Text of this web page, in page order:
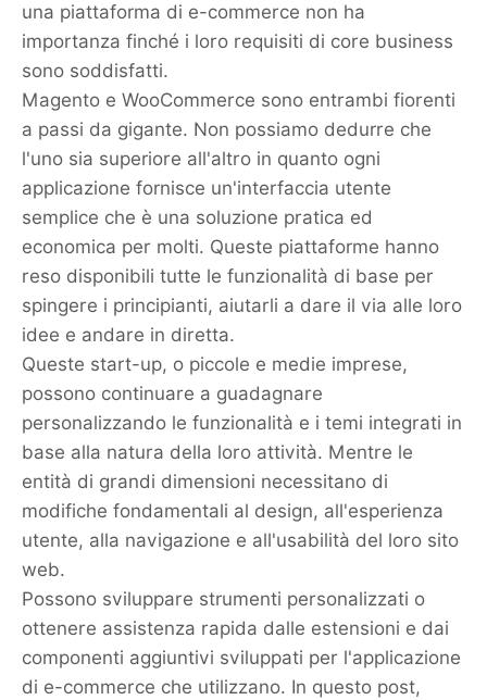
una piattaforma di e-commerce non ha
importanza finché i loro requisiti di core business
sono soddisfatti.
Magento e WooCommerce sono entrambi fiorenti
a passi da gigante. Non possiamo dedurre che
l'uno sia superiore all'altro in quanto ogni
applicazione fornisce un'interfaccia utente
semplice che è una soluzione pratica ed
economica per molti. Queste piattaforme hanno
reso disponibili tutte le funzionalità di base per
spingere i principianti, aiutarli a dare il via alle loro
idee e andare in diretta.
Queste start-up, o piccole e medie imprese,
possono continuare a guadagnare
personalizzando le funzionalità e i temi integrati in
base alla natura della loro attività. Mentre le
entità di grandi dimensioni necessitano di
modifiche fondamentali al design, all'esperienza
utente, alla navigazione e all'usabilità del loro sito
web.
Possono sviluppare strumenti personalizzati o
ottenere assistenza rapida dalle estensioni e dai
componenti aggiuntivi sviluppati per l'applicazione
di e-commerce che utilizzano. In questo post,